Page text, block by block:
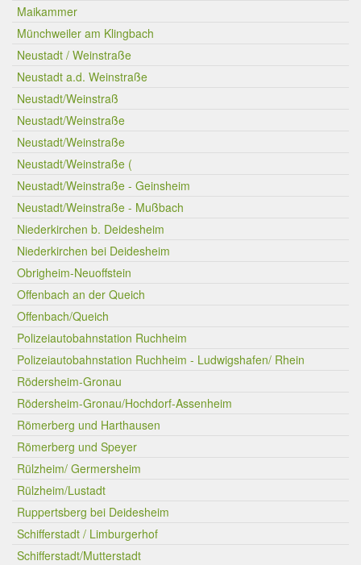
Maikammer
Münchweiler am Klingbach
Neustadt / Weinstraße
Neustadt a.d. Weinstraße
Neustadt/Weinstraß
Neustadt/Weinstraße
Neustadt/Weinstraße
Neustadt/Weinstraße (
Neustadt/Weinstraße - Geinsheim
Neustadt/Weinstraße - Mußbach
Niederkirchen b. Deidesheim
Niederkirchen bei Deidesheim
Obrigheim-Neuoffstein
Offenbach an der Queich
Offenbach/Queich
Polizeiautobahnstation Ruchheim
Polizeiautobahnstation Ruchheim - Ludwigshafen/ Rhein
Rödersheim-Gronau
Rödersheim-Gronau/Hochdorf-Assenheim
Römerberg und Harthausen
Römerberg und Speyer
Rülzheim/ Germersheim
Rülzheim/Lustadt
Ruppertsberg bei Deidesheim
Schifferstadt / Limburgerhof
Schifferstadt/Mutterstadt